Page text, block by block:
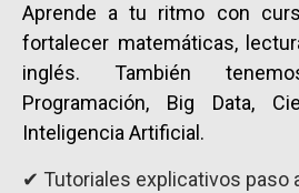
Aprende a tu ritmo con
fortalecer matemáticas,
inglés. También
Programación, Big Data,
Inteligencia Artificial.
✔ Tutoriales explicativos paso